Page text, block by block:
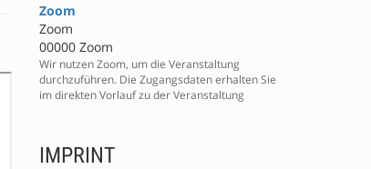
Zoom
Zoom
00000 Zoom
Wir nutzen Zoom, um die Veranstaltung
durchzuführen. Die Zugangsdaten erhalten Sie
im direkten Vorlauf zu der Veranstaltung
IMPRINT